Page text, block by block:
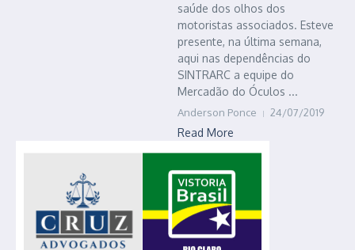
saúde dos olhos dos
motoristas associados. Esteve
presente, na última semana,
aqui nas dependências do
SINTRARC a equipe do
Mercadão do Óculos ...
Anderson Ponce 24/07/2019
Read More